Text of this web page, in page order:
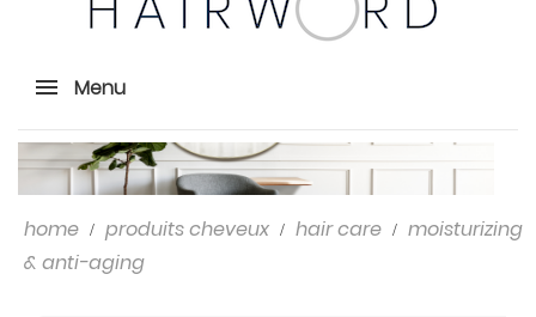
Menu
home produits cheveux hair care
moisturizing
& anti-aging